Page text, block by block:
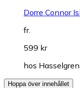
Dorre Connor
fr.
599 kr
hos
Hoppa över innehållet